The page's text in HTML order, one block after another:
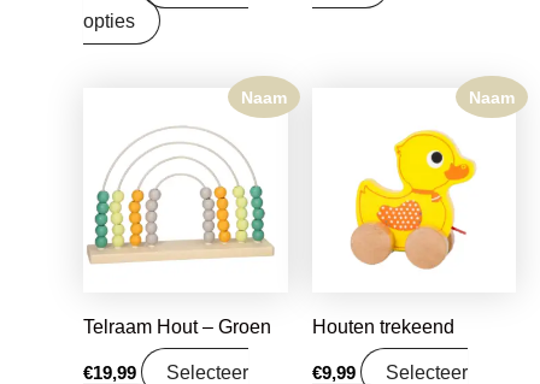
opties
Naam
Telraam Hout – Groen
€19,99
Selecteer
Naam
Houten trekeend
€9,99
Selecteer